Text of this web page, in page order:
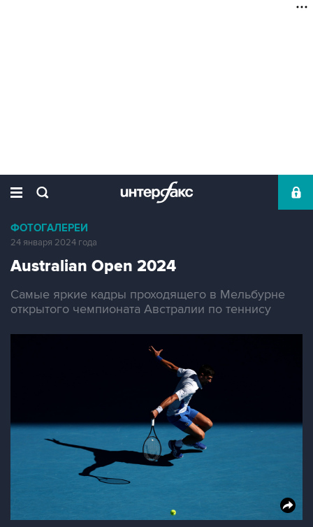
ФОТОГАЛЕРЕИ
24 января 2024 года
Australian Open 2024
Самые яркие кадры проходящего в Мельбурне
открытого чемпионата Австралии по теннису